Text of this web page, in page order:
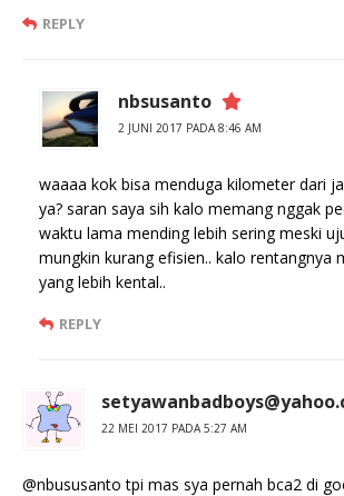
REPLY
nbsusanto
2 JUNI 2017 PADA 8:46 AM
waaaa kok bisa menduga kilometer dari
ya? saran saya sih kalo memang nggak
waktu lama mending lebih sering meski
mungkin kurang efisien.. kalo rentangnya
yang lebih kental..
REPLY
22 MEI 2017 PADA 5:27 AM
@nbususanto tpi mas sya pernah bca2 di